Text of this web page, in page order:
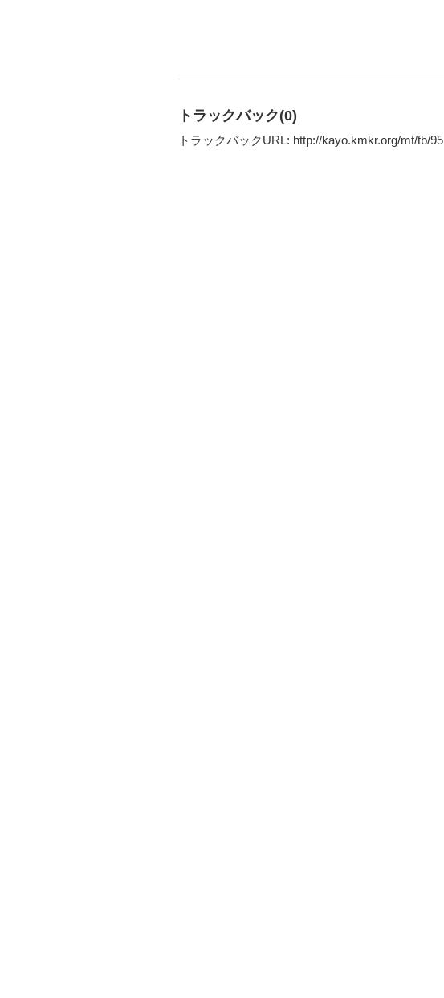
トラックバック(0)
トラックバックURL: http://kayo.kmkr.org/mt/tb/95